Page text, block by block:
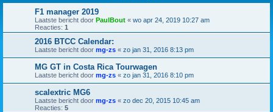
F1 manager 2019
Laatste bericht door PaulBout « wo apr 24, 2019 10:27 am
Reacties: 1
2016 BTCC Calendar:
Laatste bericht door mg-zs « zo jan 31, 2016 8:13 pm
MG GT in Costa Rica Tourwagen
Laatste bericht door mg-zs « zo jan 31, 2016 8:10 pm
scalextric MG6
Laatste bericht door mg-zs « zo dec 20, 2015 10:45 am
Reacties: 5